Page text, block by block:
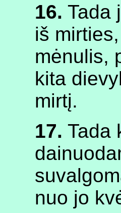
16. Tada
iš
mėnulis,
kita
mirtį.
17. Tada
nuo jo